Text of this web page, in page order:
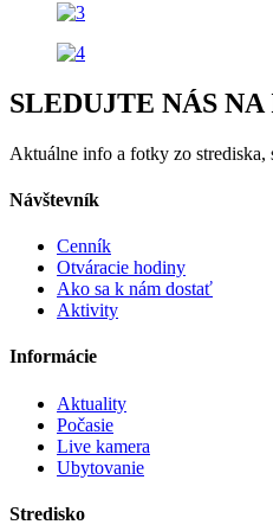
SLEDUJTE NÁS
Aktuálne info a fotky zo strediska,
Návštevník
Cenník
Otváracie hodiny
Ako sa k nám dostať
Aktivity
Informácie
Aktuality
Počasie
Live kamera
Ubytovanie
Stredisko